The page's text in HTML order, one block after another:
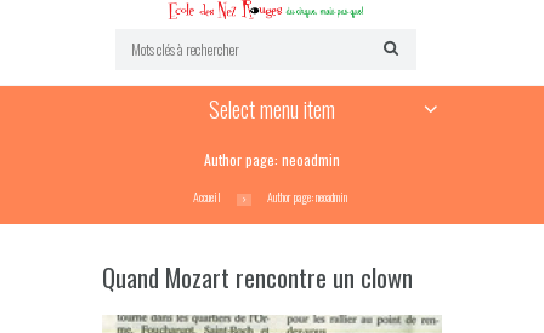
Select menu item
Author page: neoadmin
Accueil Author page: neoadmin
Quand Mozart rencontre un clown